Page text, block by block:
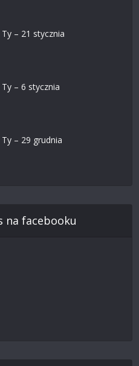
– 21 stycznia
– 6 stycznia
– 29 grudnia
na facebooku